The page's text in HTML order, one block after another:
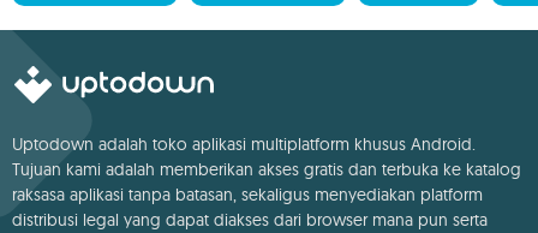
Uptodown adalah toko aplikasi multiplatform khusus Android.
Tujuan kami adalah memberikan akses gratis dan terbuka ke katalog
raksasa aplikasi tanpa batasan, sekaligus menyediakan platform
distribusi legal yang dapat diakses dari browser mana pun serta